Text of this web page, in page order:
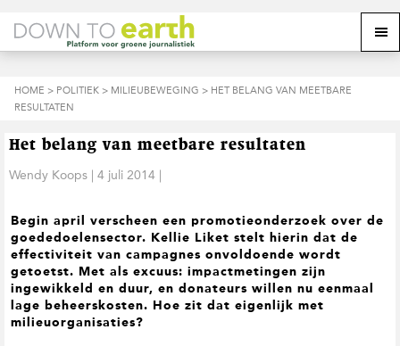
p
r
n
a
r
h
o
o
f
d
n
a
o
o
n
r
e
o
f
d
i
n
h
o
p
r
n
a
r
v
o
e
t
t
e
k
M
HOME > POLITIEK > MILIEUBEWEGING > HET BELANG VAN MEETBARE
RESULTATEN
Het belang van meetbare resultaten
Wendy Koops | 4 juli 2014 |
Begin april verscheen een promotieonderzoek over de
goededoelensector. Kellie Liket stelt hierin dat de
effectiviteit van campagnes onvoldoende wordt
getoetst. Met als excuus: impactmetingen zijn
ingewikkeld en duur, en donateurs willen nu eenmaal
lage beheerskosten. Hoe zit dat eigenlijk met
milieuorganisaties?